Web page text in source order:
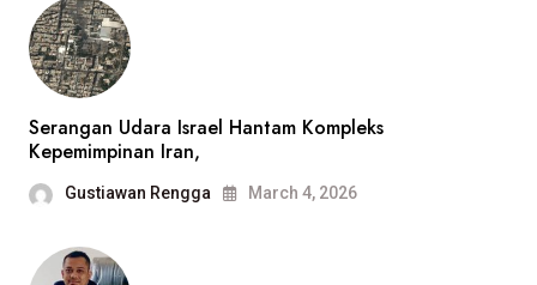
Serangan Udara Israel Hantam Kompleks
Kepemimpinan Iran,
Gustiawan Rengga March 4, 2026